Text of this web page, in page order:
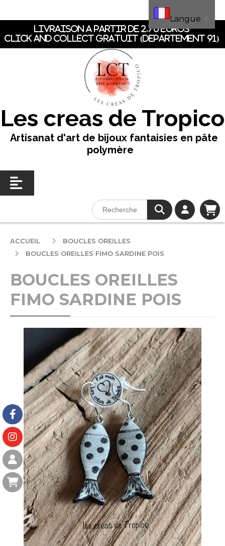
LIVRAISON A PARTIR DE 2.70 EUROS
CLICK AND COLLECT GRATUIT (dEpartement 91)
Les creas de Tropico
Artisanat d'art de bijoux fantaisies en pâte
polymère
ACCUEIL
BOUCLES OREILLES
BOUCLES OREILLES FIMO SARDINE POIS
BOUCLES OREILLES
FIMO SARDINE POIS
Langue